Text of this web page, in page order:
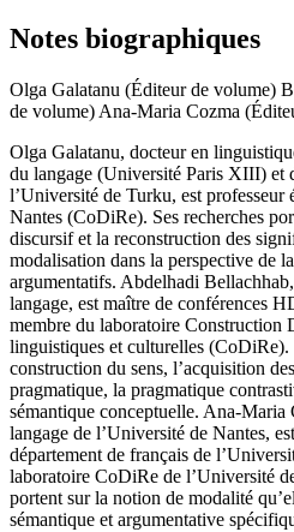
Notes biographiques
Olga Galatanu (Éditeur de volume)
de volume) Ana-Maria Cozma
Olga Galatanu, docteur en
du langage (Université Paris XIII) et
l’Université de Turku, est professeur
Nantes (CoDiRe). Ses recherches
discursif et la reconstruction des
modalisation dans la perspective de
argumentatifs. Abdelhadi
langage, est maître de conférences
membre du laboratoire Construction
linguistiques et culturelles (CoDiRe).
construction du sens, l’acquisition
pragmatique, la pragmatique
sémantique conceptuelle. Ana-Maria
langage de l’Université de Nantes,
département de français de
laboratoire CoDiRe de l’Université
portent sur la notion de modalité
sémantique et argumentative